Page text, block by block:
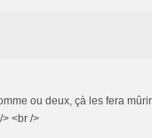
ou deux, çà les fera
<br />